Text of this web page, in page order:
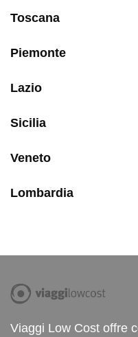
Toscana
Piemonte
Lazio
Sicilia
Veneto
Lombardia
Viaggi Low Cost offre